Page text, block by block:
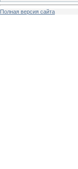
Полная версия сайта